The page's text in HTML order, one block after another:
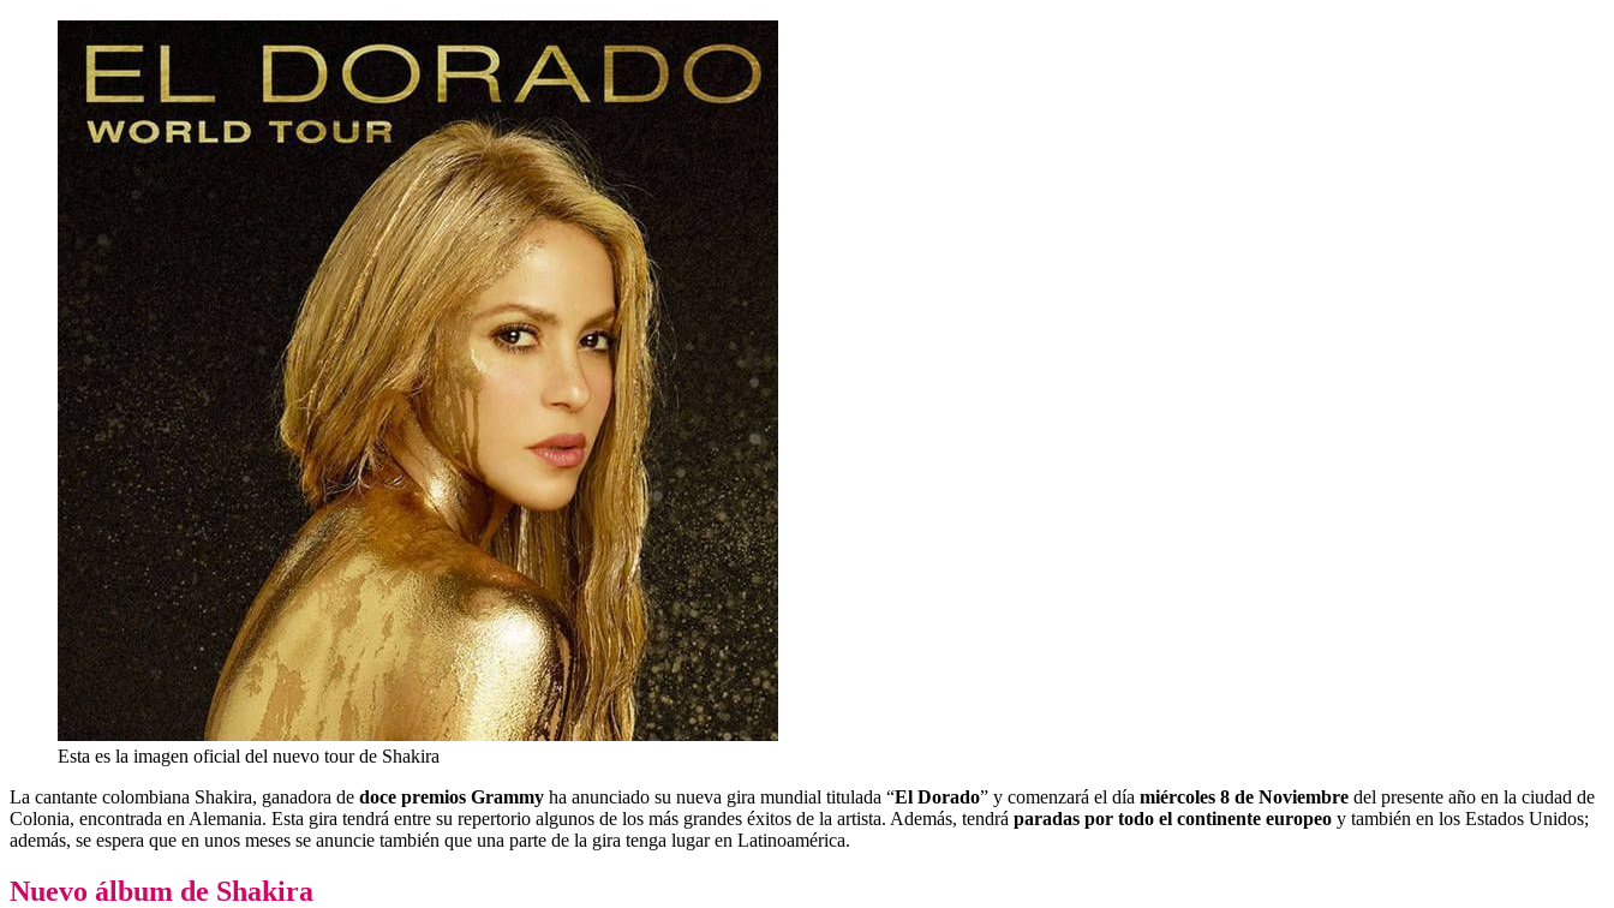
Esta es la imagen oficial del nuevo tour de Shakira
La cantante colombiana Shakira, ganadora de doce premios Grammy ha anunciado su nueva gira mundial titulada “El Dorado” y comenzará el día miércoles 8 de Noviembre del presente año en la ciudad de
Colonia, encontrada en Alemania. Esta gira tendrá entre su repertorio algunos de los más grandes éxitos de la artista. Además, tendrá paradas por todo el continente europeo y también en los Estados Unidos;
además, se espera que en unos meses se anuncie también que una parte de la gira tenga lugar en Latinoamérica.
Nuevo álbum de Shakira